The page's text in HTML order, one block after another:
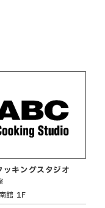
ッキングスタジオ
館 1F